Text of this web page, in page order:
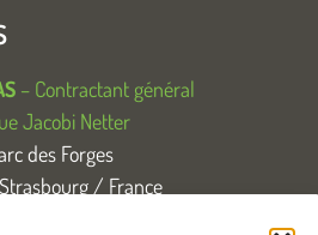
– Contractant général
Jacobi Netter
des Forges
/ France